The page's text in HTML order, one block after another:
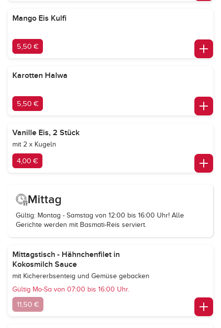
Mango Eis Kulfi
5,50 €
Karotten Halwa
5,50 €
Vanille Eis, 2 Stück
mit 2 x Kugeln
4,00 €
Mittag
Gültig: Montag - Samstag von 12:00 bis 16:00 Uhr! Alle
Gerichte werden mit Basmati-Reis serviert.
Mittagstisch - Hähnchenfilet in
Kokosmilch Sauce
mit Kichererbsenteig und Gemüse gebacken
Gültig Mo-Sa von 07:00 bis 16:00 Uhr.
11,50 €